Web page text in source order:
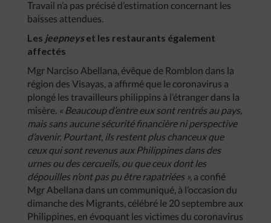
Travail n’a pas précisé d’estimation concernant les
baisses attendues.
Les jeepneyset les restaurants également
affectés
Mgr Narciso Abellana, évêque de Romblon dans la
région des Visayas, a affirmé que le coronavirus a
plongé les travailleurs philippins à l’étranger dans la
misère. « Beaucoup d’entre eux sont rentrés au pays,
mais sans aucune sécurité financière ni perspective
d’avenir. Pourtant, ils restent plus chanceux que
ceux qui sont revenus aux Philippines dans des
urnes ou des cercueils, ou que ceux dont les
dépouilles n’ont pas pu être rapatriées », a confié
Mgr Abellana dans un communiqué, à l’occasion du
dimanche des Migrants, célébré le 20 septembre aux
Philippines, en évoquant les victimes du coronavirus